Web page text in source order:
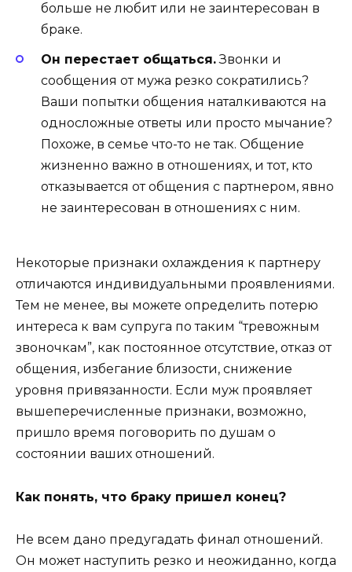
больше не любит или не заинтересован в
браке.
Он перестает общаться.Звонки и
сообщения от мужа резко сократились?
Ваши попытки общения наталкиваются на
односложные ответы или просто мычание?
Похоже, в семье что-то не так. Общение
жизненно важно в отношениях, и тот, кто
отказывается от общения с партнером, явно
не заинтересован в отношениях с ним.
Некоторые признаки охлаждения к партнеру
отличаются индивидуальными проявлениями.
Тем не менее, вы можете определить потерю
интереса к вам супруга по таким “тревожным
звоночкам”, как постоянное отсутствие, отказ от
общения, избегание близости, снижение
уровня привязанности. Если муж проявляет
вышеперечисленные признаки, возможно,
пришло время поговорить по душам о
состоянии ваших отношений.
Как понять, что браку пришел конец?
Не всем дано предугадать финал отношений.
Он может наступить резко и неожиданно, когда